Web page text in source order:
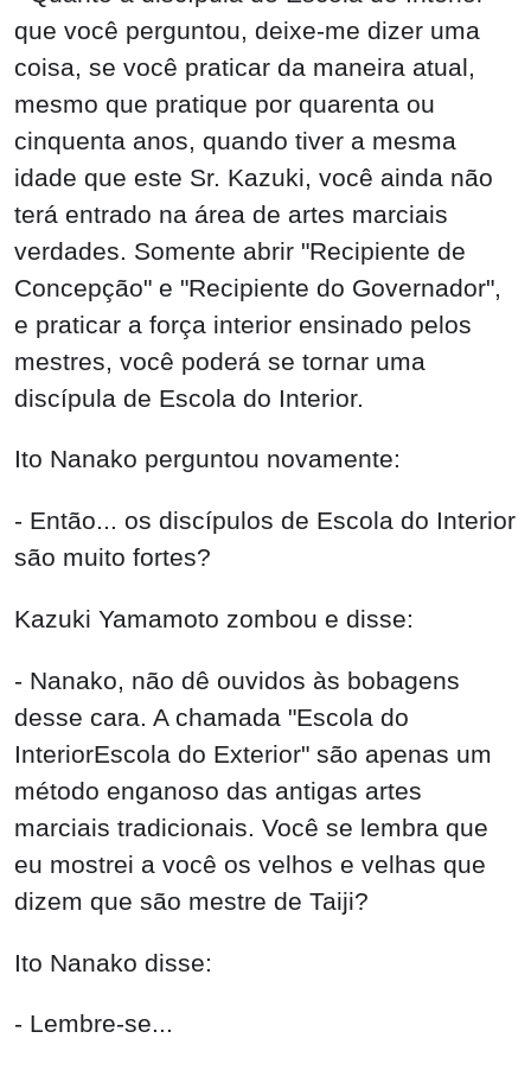
que você perguntou, deixe-me dizer uma
coisa, se você praticar da maneira atual,
mesmo que pratique por quarenta ou
cinquenta anos, quando tiver a mesma
idade que este Sr. Kazuki, você ainda não
terá entrado na área de artes marciais
verdades. Somente abrir "Recipiente de
Concepção" e "Recipiente do Governador",
e praticar a força interior ensinado pelos
mestres, você poderá se tornar uma
discípula de Escola do Interior.
Ito Nanako perguntou novamente:
- Então... os discípulos de Escola do Interior
são muito fortes?
Kazuki Yamamoto zombou e disse:
- Nanako, não dê ouvidos às bobagens
desse cara. A chamada "Escola do
InteriorEscola do Exterior" são apenas um
método enganoso das antigas artes
marciais tradicionais. Você se lembra que
eu mostrei a você os velhos e velhas que
dizem que são mestre de Taiji?
Ito Nanako disse:
- Lembre-se...